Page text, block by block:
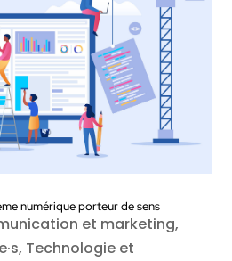
numérique porteur de sens
et marketing,
, Technologie et